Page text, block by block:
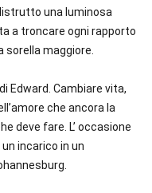
una luminosa
a troncare ogni rapporto
sorella maggiore.
Edward. Cambiare vita,
che ancora la
deve fare. L’ occasione
incarico in un